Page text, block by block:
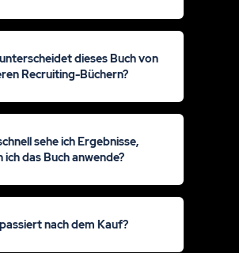
automatisch per E-Mail
dieses Buch von
Recruiting-Büchern?
sehe ich Ergebnisse,
ich das Buch anwende?
nach dem Kauf?